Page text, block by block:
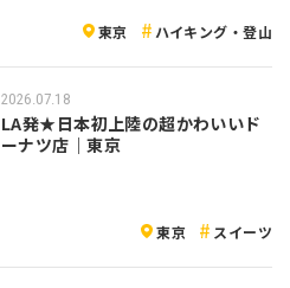
東京 ハイキング・登山
2026.07.18
LA発★日本初上陸の超かわいいド
ーナツ店｜東京
東京 スイーツ